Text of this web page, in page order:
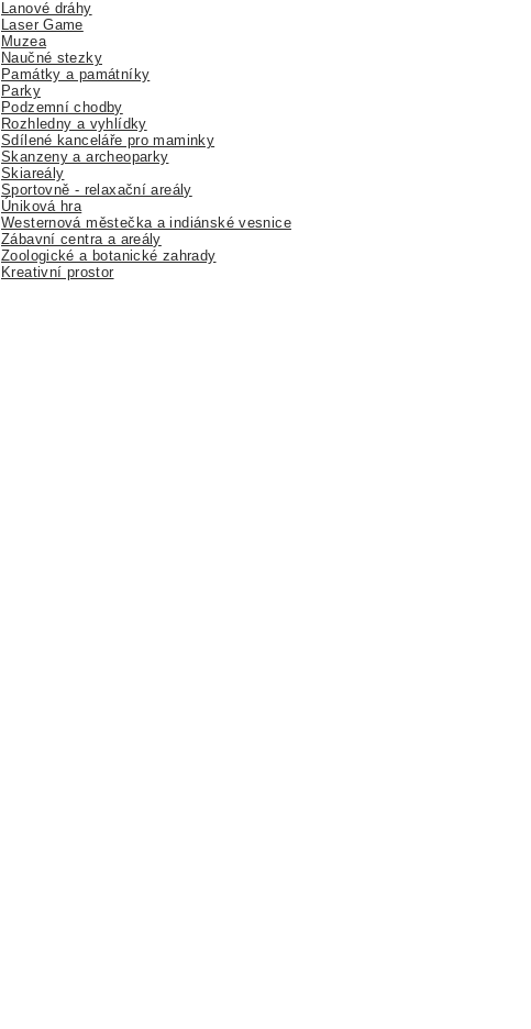
Lanové dráhy
Laser Game
Muzea
Naučné stezky
Památky a památníky
Parky
Podzemní chodby
Rozhledny a vyhlídky
Sdílené kanceláře pro maminky
Skanzeny a archeoparky
Skiareály
Sportovně - relaxační areály
Úniková hra
Westernová městečka a indiánské vesnice
Zábavní centra a areály
Zoologické a botanické zahrady
Kreativní prostor